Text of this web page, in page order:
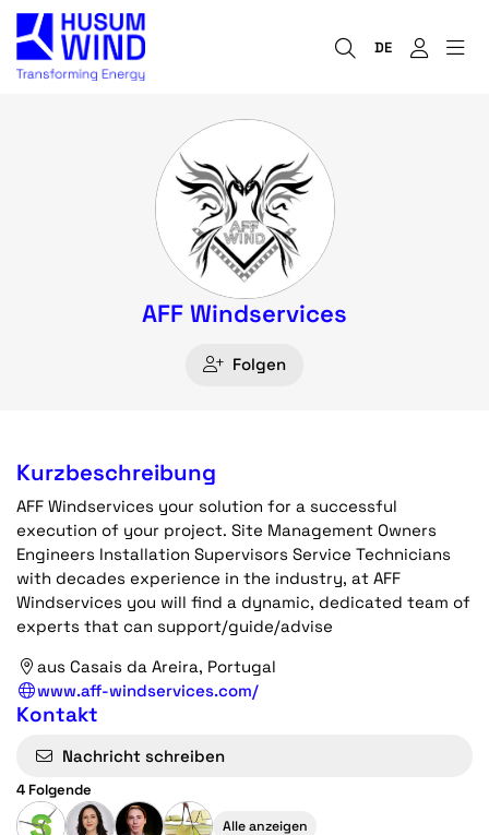
DE
AFF Windservices
Folgen
Kurzbeschreibung
AFF Windservices your solution for a successful
execution of your project. Site Management Owners
Engineers Installation Supervisors Service Technicians
with decades experience in the industry, at AFF
Windservices you will find a dynamic, dedicated team of
experts that can support/guide/advise
aus Casais da Areira, Portugal
www.aff-windservices.com/
Kontakt
Nachricht schreiben
4 Folgende
Alle anzeigen